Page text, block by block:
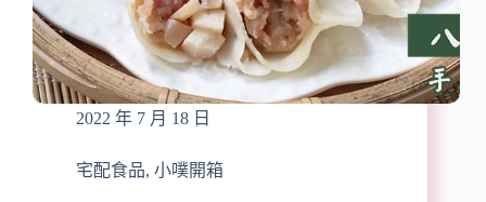
食/
像
現
煮
的
味/
2022 年 7 月 18 日
宅配食品, 小噗開箱